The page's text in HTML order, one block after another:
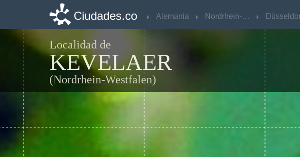
Ciudades.co Alemania Nordrhein-Westfalen
Localidad de
KEVELAER
(Nordrhein-Westfalen)
Ciudades.co Alemania Nordrhein-Westfalen